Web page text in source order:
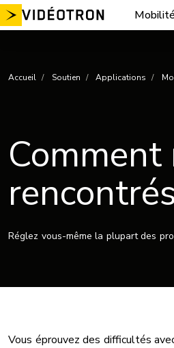
Aller
au
Accueil Soutien Applications
Réglez vous-même la plupart des
Vous éprouvez des difficultés